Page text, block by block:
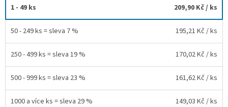
1 - 49 ks 209,90 Kč/ ks
50 - 249 ks = sleva 7 % 195,21 Kč / ks
250 - 499 ks = sleva 19 % 170,02 Kč / ks
500 - 999 ks = sleva 23 % 161,62 Kč / ks
1000 a více ks = sleva 29 % 149,03 Kč / ks